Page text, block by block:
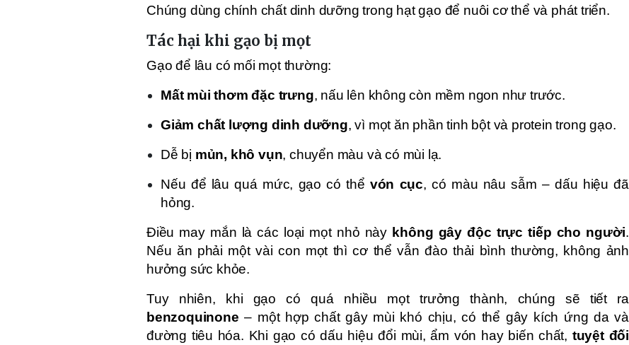
Chúng dùng chính chất dinh dưỡng trong hạt gạo để nuôi cơ thể và phát triển.
Tác hại khi gạo bị mọt
Gạo để lâu có mối mọt thường:
Mất mùi thơm đặc trưng, nấu lên không còn mềm ngon như trước.
Giảm chất lượng dinh dưỡng, vì mọt ăn phần tinh bột và protein trong gạo.
Dễ bị mủn, khô vụn, chuyển màu và có mùi lạ.
Nếu để lâu quá mức, gạo có thể vón cục, có màu nâu sẫm – dấu hiệu đã
hỏng.
Điều may mắn là các loại mọt nhỏ này không gây độc trực tiếp cho người.
Nếu ăn phải một vài con mọt thì cơ thể vẫn đào thải bình thường, không ảnh
hưởng sức khỏe.
Tuy nhiên, khi gạo có quá nhiều mọt trưởng thành, chúng sẽ tiết ra
benzoquinone – một hợp chất gây mùi khó chịu, có thể gây kích ứng da và
đường tiêu hóa. Khi gạo có dấu hiệu đổi mùi, ẩm vón hay biến chất, tuyệt đối